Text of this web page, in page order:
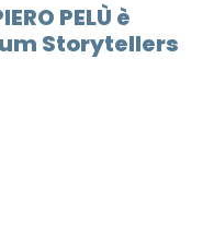
PELÙ è
Storytellers